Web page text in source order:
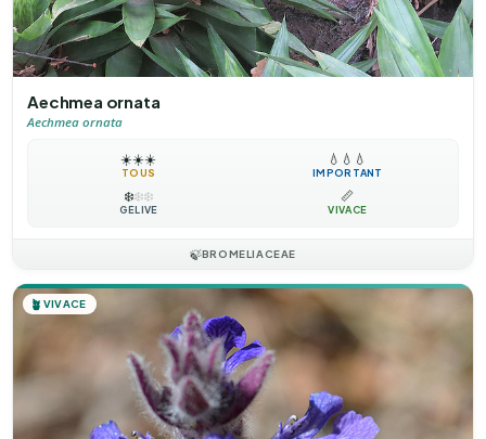
Aechmea ornata
Aechmea ornata
☀️☀️☀️
TOUS
💧 💧 💧
IMPORTANT
❄️❄️❄️
GÉLIVE
📏
VIVACE
🍃BROMELIACEAE
🪴 VIVACE